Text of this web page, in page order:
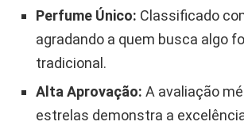
Perfume Único: Classificado
agradando a quem busca algo
tradicional.
Alta Aprovação: A avaliação
estrelas demonstra a